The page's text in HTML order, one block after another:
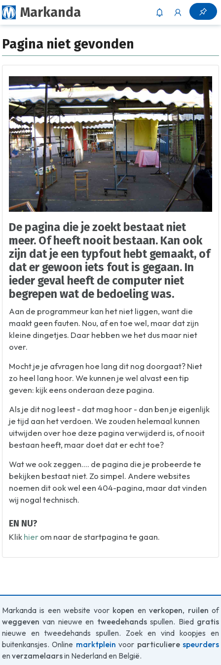
Markanda
Pagina niet gevonden
De pagina die je zoekt bestaat niet
meer. Of heeft nooit bestaan. Kan ook
zijn dat je een typfout hebt gemaakt, of
dat er gewoon iets fout is gegaan. In
ieder geval heeft de computer niet
begrepen wat de bedoeling was.
Aan de programmeur kan het niet liggen, want die
maakt geen fauten. Nou, af en toe wel, maar dat zijn
kleine dingetjes. Daar hebben we het dus maar niet
over.
Mocht je je afvragen hoe lang dit nog doorgaat? Niet
zo heel lang hoor. We kunnen je wel alvast een tip
geven: kijk eens onderaan deze pagina.
Als je dit nog leest - dat mag hoor - dan ben je eigenlijk
je tijd aan het verdoen. We zouden helemaal kunnen
uitwijden over hoe deze pagina verwijderd is, of nooit
bestaan heeft, maar doet dat er echt toe?
Wat we ook zeggen.... de pagina die je probeerde te
bekijken bestaat niet. Zo simpel. Andere websites
noemen dit ook wel een 404-pagina, maar dat vinden
wij nogal technisch.
EN NU?
Klik hier om naar de startpagina te gaan.
Markanda is een website voor kopen enverkopen, ruilen of
weggeven van nieuwe en tweedehandsspullen. Bied gratis
nieuwe en tweedehands spullen. Zoek en vind koopjes en
buitenkansjes. Online marktplein voor particulierespeurders
en verzamelaarsin Nederland en België.